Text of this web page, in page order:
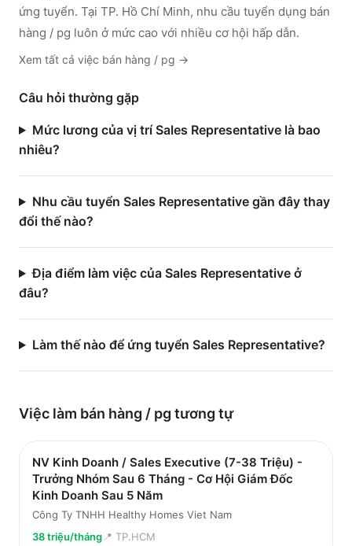
ứng tuyển. Tại TP. Hồ Chí Minh, nhu cầu tuyển dụng bán
hàng / pg luôn ở mức cao với nhiều cơ hội hấp dẫn.
Xem tất cả việc bán hàng / pg →
Câu hỏi thường gặp
Mức lương của vị trí Sales Representative là bao
nhiêu?
Nhu cầu tuyển Sales Representative gần đây thay
đổi thế nào?
Địa điểm làm việc của Sales Representative ở
đâu?
Làm thế nào để ứng tuyển Sales Representative?
Việc làm bán hàng / pg tương tự
NV Kinh Doanh / Sales Executive (7-38 Triệu) -
Trưởng Nhóm Sau 6 Tháng - Cơ Hội Giám Đốc
Kinh Doanh Sau 5 Năm
Công Ty TNHH Healthy Homes Viet Nam
38 triệu/tháng📍 TP.HCM